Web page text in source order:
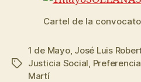
Cartel de la
1 de Mayo, José Luis
Justicia Social,
Martí